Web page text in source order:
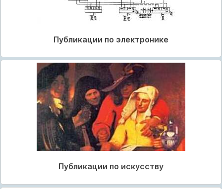
Публикации по электронике
Публикации по искусству